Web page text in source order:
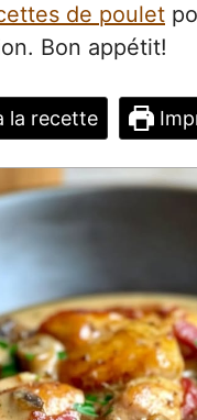
de poulet
Bon appétit!
la recette